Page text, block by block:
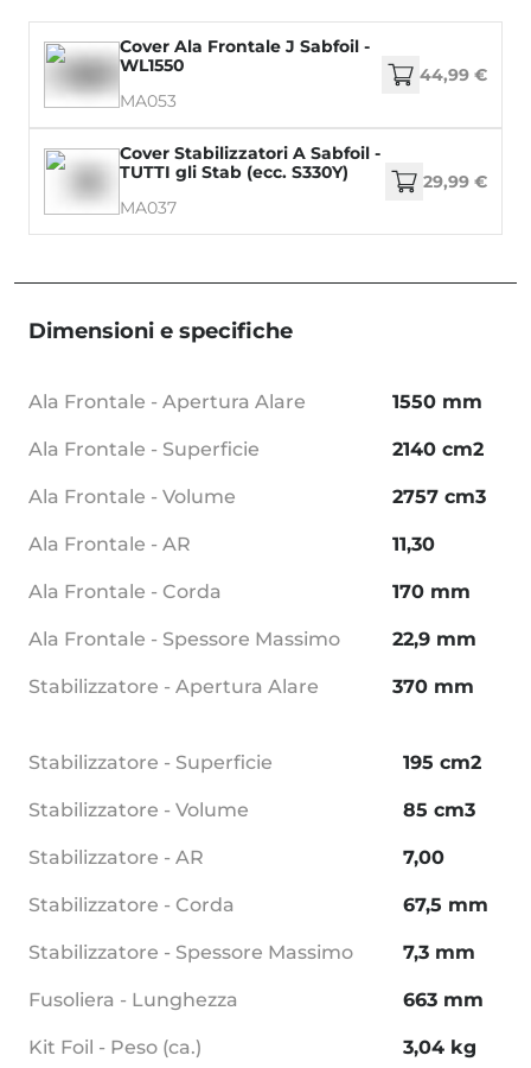
Cover Ala Frontale J Sabfoil -
WL1550
MA053
44,99 €
Cover Stabilizzatori A Sabfoil -
TUTTI gli Stab (ecc. S330Y)
MA037
29,99 €
Dimensioni e specifiche
Ala Frontale - Apertura Alare 1550 mm
Ala Frontale - Superficie 2140 cm2
Ala Frontale - Volume 2757 cm3
Ala Frontale - AR 11,30
Ala Frontale - Corda 170 mm
Ala Frontale - Spessore Massimo 22,9 mm
Stabilizzatore - Apertura Alare 370 mm
Stabilizzatore - Superficie 195 cm2
Stabilizzatore - Volume 85 cm3
Stabilizzatore - AR 7,00
Stabilizzatore - Corda 67,5 mm
Stabilizzatore - Spessore Massimo 7,3 mm
Fusoliera - Lunghezza 663 mm
Kit Foil - Peso (ca.) 3,04 kg